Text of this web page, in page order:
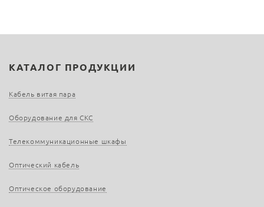
КАТАЛОГ ПРОДУКЦИИ
Кабель витая пара
Оборудование для СКС
Телекоммуникационные шкафы
Оптический кабель
Оптическое оборудование